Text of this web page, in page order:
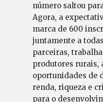
número saltou
Agora, a
marca de 600
juntamente a
parceiras,
produtores rurais,
oportunidades de
renda, riqueza e
para o